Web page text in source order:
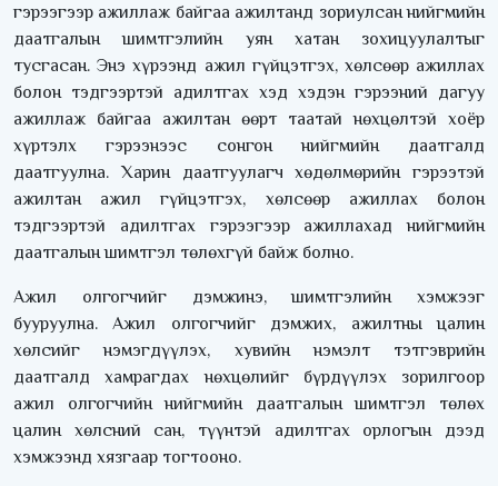
гэрээгээр ажиллаж байгаа ажилтанд зориулсан нийгмийн
даатгалын шимтгэлийн уян хатан зохицуулалтыг
тусгасан. Энэ хүрээнд ажил гүйцэтгэх, хөлсөөр ажиллах
болон тэдгээртэй адилтгах хэд хэдэн гэрээний дагуу
ажиллаж байгаа ажилтан өөрт таатай нөхцөлтэй хоёр
хүртэлх гэрээнээс сонгон нийгмийн даатгалд
даатгуулна. Харин даатгуулагч хөдөлмөрийн гэрээтэй
ажилтан ажил гүйцэтгэх, хөлсөөр ажиллах болон
тэдгээртэй адилтгах гэрээгээр ажиллахад нийгмийн
даатгалын шимтгэл төлөхгүй байж болно.
Ажил олгогчийг дэмжинэ, шимтгэлийн хэмжээг
бууруулна. Ажил олгогчийг дэмжих, ажилтны цалин
хөлсийг нэмэгдүүлэх, хувийн нэмэлт тэтгэврийн
даатгалд хамрагдах нөхцөлийг бүрдүүлэх зорилгоор
ажил олгогчийн нийгмийн даатгалын шимтгэл төлөх
цалин хөлсний сан, түүнтэй адилтгах орлогын дээд
хэмжээнд хязгаар тогтооно.